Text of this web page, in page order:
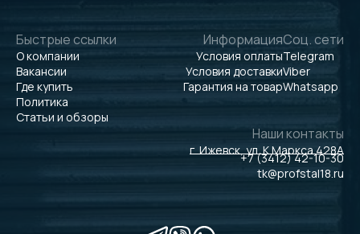
Быстрые ссылки
О компании
Вакансии
Где купить
Политика
Статьи и обзоры
Информация
Условия оплаты
Условия доставки
Гарантия на товар
Соц. сети
Telegram
Viber
Whatsapp
Наши контакты
г. Ижевск, ул. К.Маркса 428А
+7 (3412) 42-10-30
tk@profstal18.ru